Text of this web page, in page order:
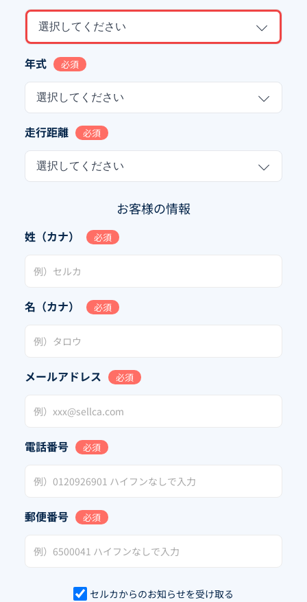
選択してください
年式 必須
選択してください
走行距離 必須
選択してください
お客様の情報
姓（カナ） 必須
名（カナ） 必須
メールアドレス 必須
電話番号 必須
郵便番号 必須
セルカからのお知らせを受け取る